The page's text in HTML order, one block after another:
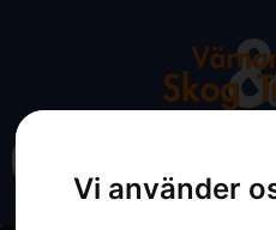
Vi använder